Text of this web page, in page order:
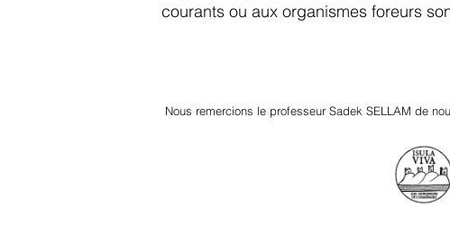
courants ou aux organismes foreurs
Nous remercions le professeur Sadek SELLAM de